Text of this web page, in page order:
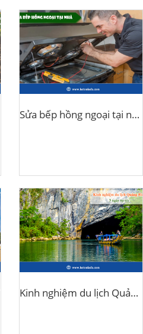
Sửa bếp hồng ngoại tại nhà
Kinh nghiệm du lịch Quảng Bình 3 ngày tự túc